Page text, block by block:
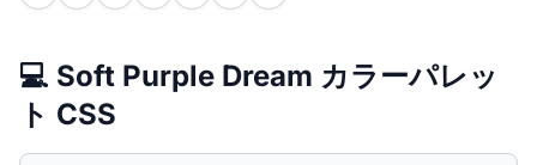
💻 Soft Purple Dream カラーパレッ
ト CSS